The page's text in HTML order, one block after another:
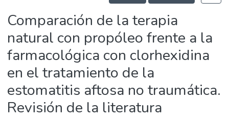
Comparación de la terapia
natural con propóleo frente a la
farmacológica con clorhexidina
en el tratamiento de la
estomatitis aftosa no traumática.
Revisión de la literatura